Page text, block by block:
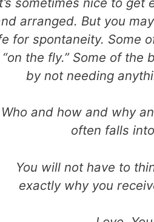
arranged. But you
for spontaneity. Some
“on the fly.” Some of
by not needing
Who and how and why
often falls
You will not have to
exactly why you